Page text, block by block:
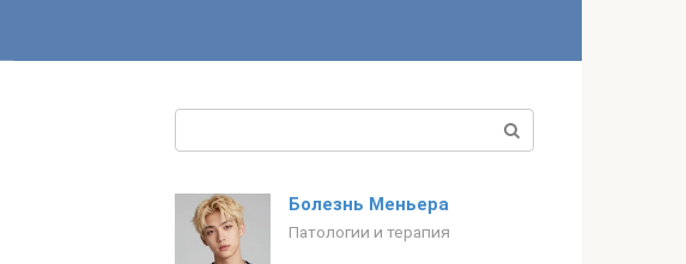
Болезнь Меньера
Патологии и терапия